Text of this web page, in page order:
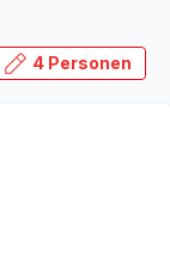
4 Personen